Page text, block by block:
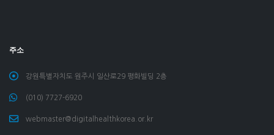
주소
강원특별자치도 원주시 일산로29 평화빌딩 2층
(010) 7727-6920
webmaster@digitalhealthkorea.or.kr